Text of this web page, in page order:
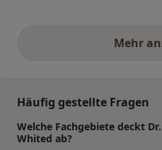
Mehr
Häufig gestellte Fragen
Welche Fachgebiete deckt
Whited ab?